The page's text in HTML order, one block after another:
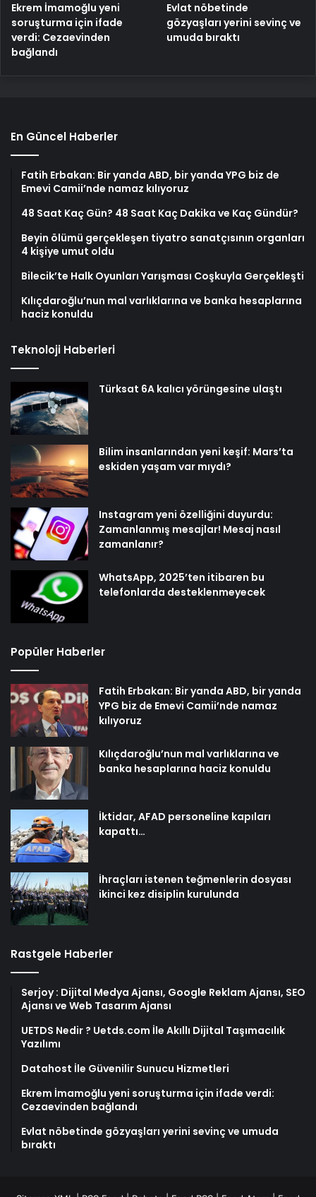
Ekrem İmamoğlu yeni
soruşturma için ifade
verdi: Cezaevinden
bağlandı
Evlat nöbetinde
gözyaşları yerini sevinç ve
umuda bıraktı
En Güncel Haberler
Fatih Erbakan: Bir yanda ABD, bir yanda YPG biz de
Emevi Camii’nde namaz kılıyoruz
48 Saat Kaç Gün? 48 Saat Kaç Dakika ve Kaç Gündür?
Beyin ölümü gerçekleşen tiyatro sanatçısının organları
4 kişiye umut oldu
Bilecik’te Halk Oyunları Yarışması Coşkuyla Gerçekleşti
Kılıçdaroğlu’nun mal varlıklarına ve banka hesaplarına
haciz konuldu
Teknoloji Haberleri
Türksat 6A kalıcı yörüngesine ulaştı
Bilim insanlarından yeni keşif: Mars’ta
eskiden yaşam var mıydı?
Instagram yeni özelliğini duyurdu:
Zamanlanmış mesajlar! Mesaj nasıl
zamanlanır?
WhatsApp, 2025’ten itibaren bu
telefonlarda desteklenmeyecek
Popüler Haberler
Fatih Erbakan: Bir yanda ABD, bir yanda
YPG biz de Emevi Camii’nde namaz
kılıyoruz
Kılıçdaroğlu’nun mal varlıklarına ve
banka hesaplarına haciz konuldu
İktidar, AFAD personeline kapıları
kapattı…
İhraçları istenen teğmenlerin dosyası
ikinci kez disiplin kurulunda
Rastgele Haberler
Serjoy : Dijital Medya Ajansı, Google Reklam Ajansı, SEO
Ajansı ve Web Tasarım Ajansı
UETDS Nedir ? Uetds.com İle Akıllı Dijital Taşımacılık
Yazılımı
Datahost İle Güvenilir Sunucu Hizmetleri
Ekrem İmamoğlu yeni soruşturma için ifade verdi:
Cezaevinden bağlandı
Evlat nöbetinde gözyaşları yerini sevinç ve umuda
bıraktı